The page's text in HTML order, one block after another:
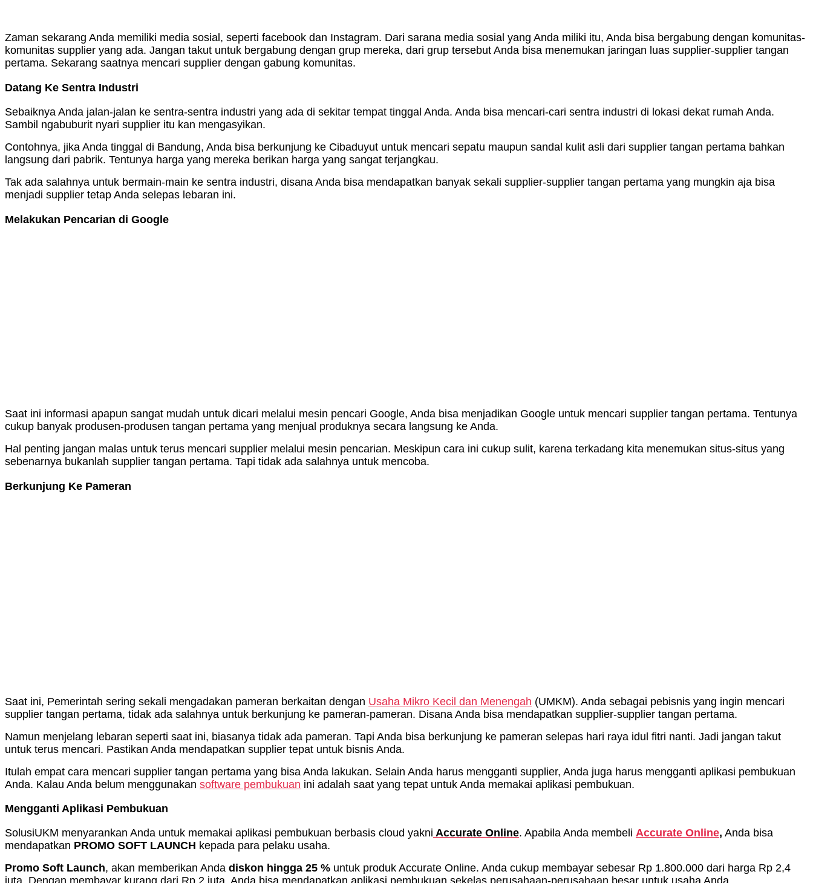
Zaman sekarang Anda memiliki media sosial, seperti facebook dan Instagram. Dari sarana media sosial yang Anda miliki itu, Anda bisa bergabung dengan komunitas-
komunitas supplier yang ada. Jangan takut untuk bergabung dengan grup mereka, dari grup tersebut Anda bisa menemukan jaringan luas supplier-supplier tangan
pertama. Sekarang saatnya mencari supplier dengan gabung komunitas.
Datang Ke Sentra Industri
Sebaiknya Anda jalan-jalan ke sentra-sentra industri yang ada di sekitar tempat tinggal Anda. Anda bisa mencari-cari sentra industri di lokasi dekat rumah Anda.
Sambil ngabuburit nyari supplier itu kan mengasyikan.
Contohnya, jika Anda tinggal di Bandung, Anda bisa berkunjung ke Cibaduyut untuk mencari sepatu maupun sandal kulit asli dari supplier tangan pertama bahkan
langsung dari pabrik. Tentunya harga yang mereka berikan harga yang sangat terjangkau.
Tak ada salahnya untuk bermain-main ke sentra industri, disana Anda bisa mendapatkan banyak sekali supplier-supplier tangan pertama yang mungkin aja bisa
menjadi supplier tetap Anda selepas lebaran ini.
Melakukan Pencarian di Google
Saat ini informasi apapun sangat mudah untuk dicari melalui mesin pencari Google, Anda bisa menjadikan Google untuk mencari supplier tangan pertama. Tentunya
cukup banyak produsen-produsen tangan pertama yang menjual produknya secara langsung ke Anda.
Hal penting jangan malas untuk terus mencari supplier melalui mesin pencarian. Meskipun cara ini cukup sulit, karena terkadang kita menemukan situs-situs yang
sebenarnya bukanlah supplier tangan pertama. Tapi tidak ada salahnya untuk mencoba.
Berkunjung Ke Pameran
Saat ini, Pemerintah sering sekali mengadakan pameran berkaitan dengan Usaha Mikro Kecil dan Menengah (UMKM). Anda sebagai pebisnis yang ingin mencari
supplier tangan pertama, tidak ada salahnya untuk berkunjung ke pameran-pameran. Disana Anda bisa mendapatkan supplier-supplier tangan pertama.
Namun menjelang lebaran seperti saat ini, biasanya tidak ada pameran. Tapi Anda bisa berkunjung ke pameran selepas hari raya idul fitri nanti. Jadi jangan takut
untuk terus mencari. Pastikan Anda mendapatkan supplier tepat untuk bisnis Anda.
Itulah empat cara mencari supplier tangan pertama yang bisa Anda lakukan. Selain Anda harus mengganti supplier, Anda juga harus mengganti aplikasi pembukuan
Anda. Kalau Anda belum menggunakan software pembukuan ini adalah saat yang tepat untuk Anda memakai aplikasi pembukuan.
Mengganti Aplikasi Pembukuan
SolusiUKM menyarankan Anda untuk memakai aplikasi pembukuan berbasis cloud yakni Accurate Online. Apabila Anda membeli Accurate Online, Anda bisa
mendapatkan PROMO SOFT LAUNCH kepada para pelaku usaha.
Promo Soft Launch, akan memberikan Anda diskon hingga 25 % untuk produk Accurate Online. Anda cukup membayar sebesar Rp 1.800.000 dari harga Rp 2,4